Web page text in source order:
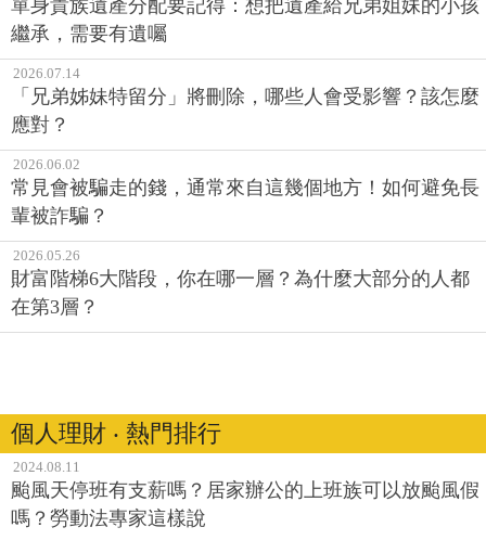
單身貴族遺產分配要記得：想把遺產給兄弟姐妹的小孩
繼承，需要有遺囑
2026.07.14
「兄弟姊妹特留分」將刪除，哪些人會受影響？該怎麼
應對？
2026.06.02
常見會被騙走的錢，通常來自這幾個地方！如何避免長
輩被詐騙？
2026.05.26
財富階梯6大階段，你在哪一層？為什麼大部分的人都
在第3層？
個人理財 ‧ 熱門排行
2024.08.11
颱風天停班有支薪嗎？居家辦公的上班族可以放颱風假
嗎？勞動法專家這樣說